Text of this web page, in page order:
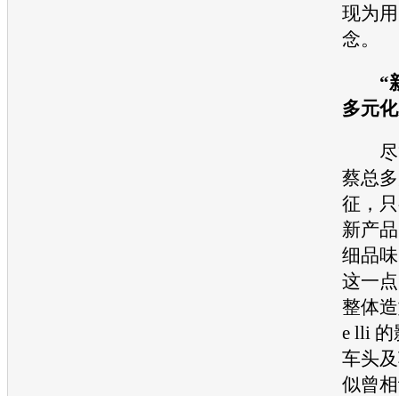
现为
念。
“新
多元
尽
蔡总
征，
新产
细品
这一
整体
e lli 的
车头
似曾